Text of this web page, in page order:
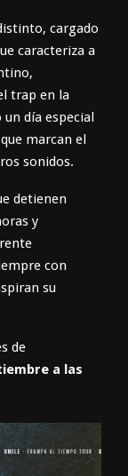
cargado
caracteriza a
trap en la
un día especial
marcan el
sonidos.
detienen
y
con
su
de
a las